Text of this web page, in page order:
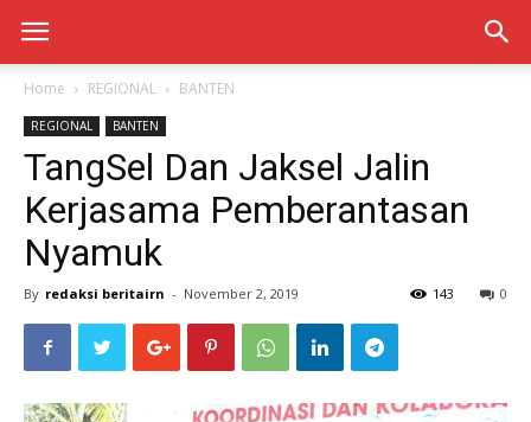
Home REGIONAL BANTEN
REGIONAL BANTEN
TangSel Dan Jaksel Jalin
Kerjasama Pemberantasan
Nyamuk
By redaksi beritairn - November 2, 2019 0
143